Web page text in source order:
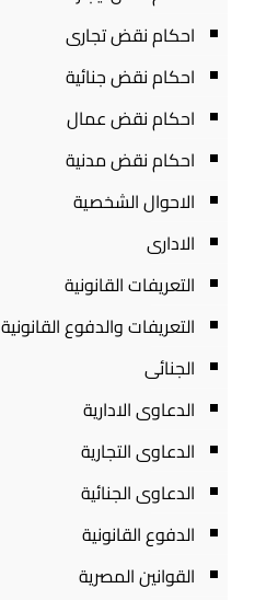
احكام نقض تجارى
احكام نقض جنائية
احكام نقض عمال
احكام نقض مدنية
الاحوال الشخصية
الادارى
التعريفات القانونية
التعريفات والدفوع القانونية
الجنائى
الدعاوى الادارية
الدعاوى التجارية
الدعاوى الجنائية
الدفوع القانونية
القوانين المصرية